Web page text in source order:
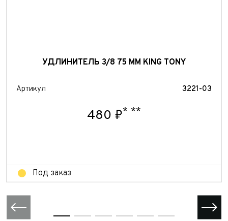
УДЛИНИТЕЛЬ 3/8 75 ММ KING TONY
Артикул 3221-03
480 ₽* **
Под заказ